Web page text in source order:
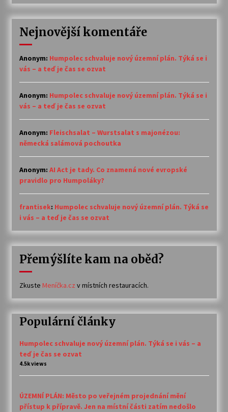
Nejnovější komentáře
Anonym: Humpolec schvaluje nový územní plán. Týká se i
vás – a teď je čas se ozvat
Anonym: Humpolec schvaluje nový územní plán. Týká se i
vás – a teď je čas se ozvat
Anonym: Fleischsalat – Wurstsalat s majonézou:
německá salámová pochoutka
Anonym: AI Act je tady. Co znamená nové evropské
pravidlo pro Humpoláky?
frantisek: Humpolec schvaluje nový územní plán. Týká se
i vás – a teď je čas se ozvat
Přemýšlíte kam na oběd?
Zkuste Meníčka.cz v místních restauracích.
Populární články
Humpolec schvaluje nový územní plán. Týká se i vás – a
teď je čas se ozvat
4.5k views
ÚZEMNÍ PLÁN: Město po veřejném projednání mění
přístup k přípravě. Jen na místní části zatím nedošlo